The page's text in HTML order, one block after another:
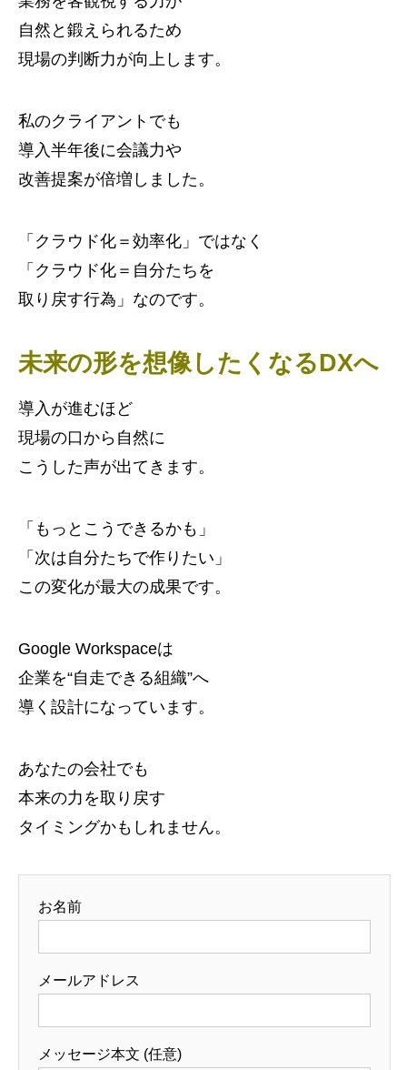
自然と鍛えられるため
現場の判断力が向上します。
私のクライアントでも
導入半年後に会議力や
改善提案が倍増しました。
「クラウド化＝効率化」ではなく
「クラウド化＝自分たちを
取り戻す行為」なのです。
未来の形を想像したくなるDXへ
導入が進むほど
現場の口から自然に
こうした声が出てきます。
「もっとこうできるかも」
「次は自分たちで作りたい」
この変化が最大の成果です。
Google Workspaceは
企業を“自走できる組織”へ
導く設計になっています。
あなたの会社でも
本来の力を取り戻す
タイミングかもしれません。
お名前
メールアドレス
メッセージ本文 (任意)